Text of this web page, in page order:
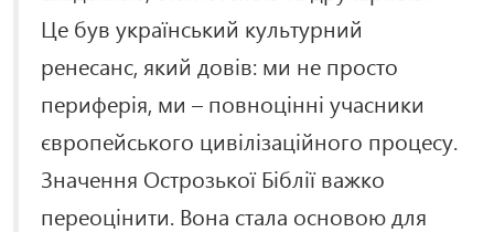
Це був український культурний
ренесанс, який довів: ми не просто
периферія, ми – повноцінні учасники
європейського цивілізаційного процесу.
Значення Острозької Біблії важко
переоцінити. Вона стала основою для